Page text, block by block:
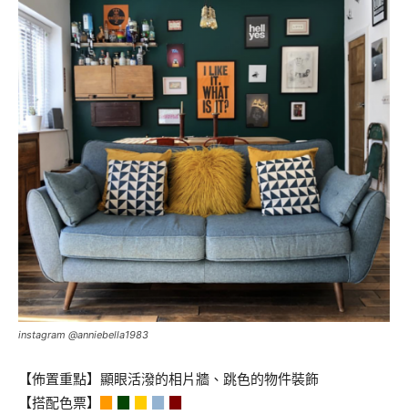
instagram @anniebella1983
【佈置重點】顯眼活潑的相片牆、跳色的物件裝飾
【搭配色票】 ▉ ▉ ▉ ▉ ▉